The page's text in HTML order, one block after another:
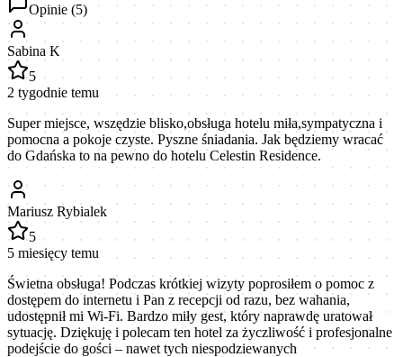
Opinie (5)
Sabina K
5
2 tygodnie temu
Super miejsce, wszędzie blisko,obsługa hotelu miła,sympatyczna i
pomocna a pokoje czyste. Pyszne śniadania. Jak będziemy wracać
do Gdańska to na pewno do hotelu Celestin Residence.
Mariusz Rybialek
5
5 miesięcy temu
Świetna obsługa! Podczas krótkiej wizyty poprosiłem o pomoc z
dostępem do internetu i Pan z recepcji od razu, bez wahania,
udostępnił mi Wi-Fi. Bardzo miły gest, który naprawdę uratował
sytuację. Dziękuję i polecam ten hotel za życzliwość i profesjonalne
podejście do gości – nawet tych niespodziewanych